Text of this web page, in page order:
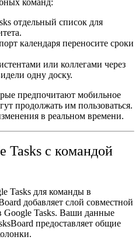
отдельный список для
календаря переносите сроки
или коллегами через
одну доску.
предпочитают мобильное
продолжать им пользоваться.
в реальном времени.
Tasks с командой
Tasks для команды в
добавляет слой совместной
Google Tasks. Ваши данные
предоставляет общие